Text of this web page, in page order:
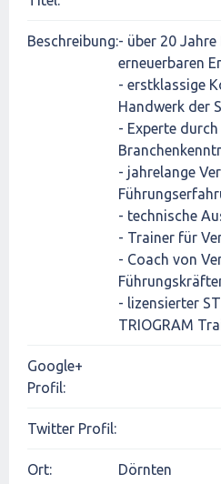
Beschreibung:- über 20
erneuerbaren
- erstklassige
Handwerk der
- Experte
- jahrelange
- technische
- Trainer für
- Coach von
- lizensierter
TRIOGRAM
Google+
Profil:
Twitter Profil:
Ort: Dörnten